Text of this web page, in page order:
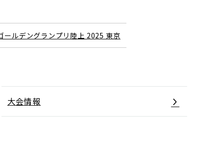
ールデングランプリ陸上 2025 東京
大会情報